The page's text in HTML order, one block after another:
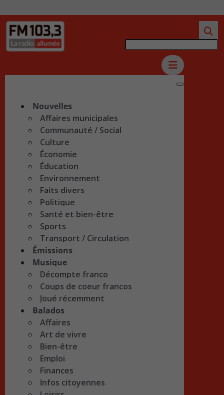
Nouvelles
Affaires municipales
Communauté / Social
Culture
Économie
Éducation
Environnement
Faits divers
Politique
Santé et bien-être
Sports
Transport / Circulation
Émissions
Musique
Décompte franco
Coups de coeur francos
Joué récemment
Balados
Affaires
Art de vivre
Bien-être
Emploi
Finances
Infos citoyennes